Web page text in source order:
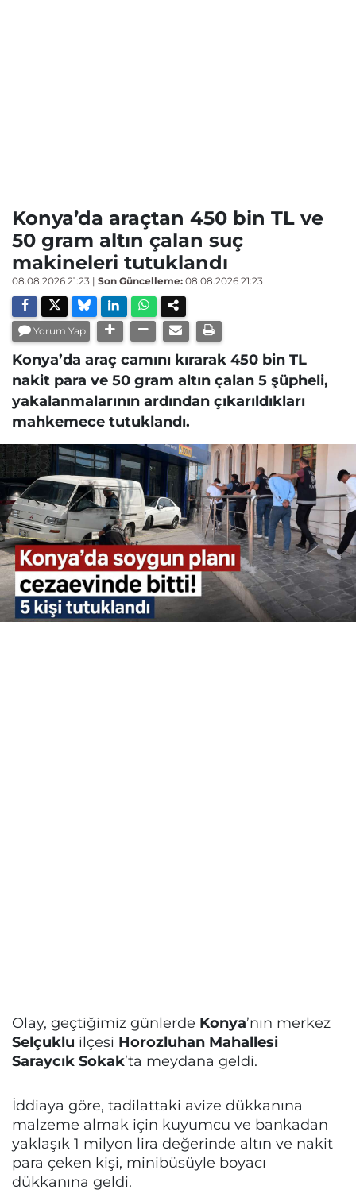
Konya’da araçtan 450 bin TL ve
50 gram altın çalan suç
makineleri tutuklandı
08.08.2026 21:23 | Son Güncelleme: 08.08.2026 21:23
Yorum Yap
Konya’da araç camını kırarak 450 bin TL
nakit para ve 50 gram altın çalan 5 şüpheli,
yakalanmalarının ardından çıkarıldıkları
mahkemece tutuklandı.
Olay, geçtiğimiz günlerde Konya’nın merkez
Selçuklu ilçesi Horozluhan Mahallesi
Saraycık Sokak’ta meydana geldi.
İddiaya göre, tadilattaki avize dükkanına
malzeme almak için kuyumcu ve bankadan
yaklaşık 1 milyon lira değerinde altın ve nakit
para çeken kişi, minibüsüyle boyacı
dükkanına geldi.